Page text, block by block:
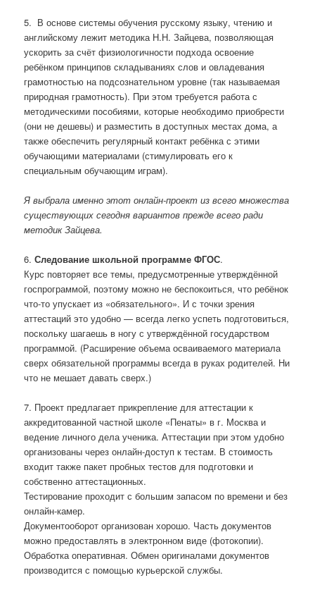
5. В основе системы обучения русскому языку, чтению и
английскому лежит методика Н.Н. Зайцева, позволяющая
ускорить за счёт физиологичности подхода освоение
ребёнком принципов складываниях слов и овладевания
грамотностью на подсознательном уровне (так называемая
природная грамотность). При этом требуется работа с
методическими пособиями, которые необходимо приобрести
(они не дешевы) и разместить в доступных местах дома, а
также обеспечить регулярный контакт ребёнка с этими
обучающими материалами (стимулировать его к
специальным обучающим играм).
Я выбрала именно этот онлайн-проект из всего множества
существующих сегодня вариантов прежде всего ради
методик Зайцева.
6. Следование школьной программе ФГОС.
Курс повторяет все темы, предусмотренные утверждённой
госпрограммой, поэтому можно не беспокоиться, что ребёнок
что-то упускает из «обязательного». И с точки зрения
аттестаций это удобно — всегда легко успеть подготовиться,
поскольку шагаешь в ногу с утверждённой государством
программой. (Расширение объема осваиваемого материала
сверх обязательной программы всегда в руках родителей. Ни
что не мешает давать сверх.)
7. Проект предлагает прикрепление для аттестации к
аккредитованной частной школе «Пенаты» в г. Москва и
ведение личного дела ученика. Аттестации при этом удобно
организованы через онлайн-доступ к тестам. В стоимость
входит также пакет пробных тестов для подготовки и
собственно аттестационных.
Тестирование проходит с большим запасом по времени и без
онлайн-камер.
Документооборот организован хорошо. Часть документов
можно предоставлять в электронном виде (фотокопии).
Обработка оперативная. Обмен оригиналами документов
производится с помощью курьерской службы.